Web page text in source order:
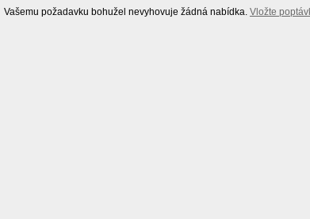
Vašemu požadavku bohužel nevyhovuje žádná nabídka. Vložte